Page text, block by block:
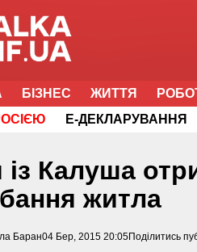
БІЗНЕС ЖИТТЯ
Е-ДЕКЛАРУВАННЯ
із Калуша
житла
Баран04 Бер, 2015 20:05Поділитись